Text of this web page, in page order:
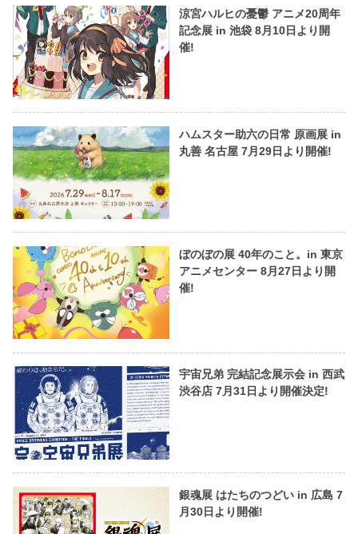
涼宮ハルヒの憂鬱 アニメ20周年
記念展 in 池袋 8月10日より開
催!
ハムスター助六の日常 原画展 in
丸善 名古屋 7月29日より開催!
ぼのぼの展 40年のこと。in 東京
アニメセンター 8月27日より開
催!
宇宙兄弟 完結記念展示会 in 西武
渋谷店 7月31日より開催決定!
銀魂展 はたちのつどい in 広島 7
月30日より開催!